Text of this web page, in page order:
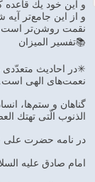
و اين خود يك
و از اين جامع‌تر
نقمت روشن‌تر
📚تفسیر المیزان
✳در احاديث
نعمت‌هاى الهى است.
گناهان و ستم‌ها،
الذنوب الّتى تهتك
در نامه حضرت على
امام صادق عليه